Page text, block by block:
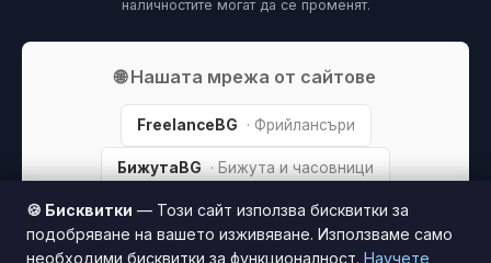
наличностите могат да се променят.
🌐 Нашата мрежа от сайтове
FreelanceBG · Фрийлансъри
БижутаBG · Бижута и часовници
ПарфюмBG · Парфюми
ДомиBG · Дом и градина
🍪 Бисквитки — Този сайт използва бисквитки за
подобряване на вашето изживяване. Използваме само
необходими бисквитки за функционалност. Научете